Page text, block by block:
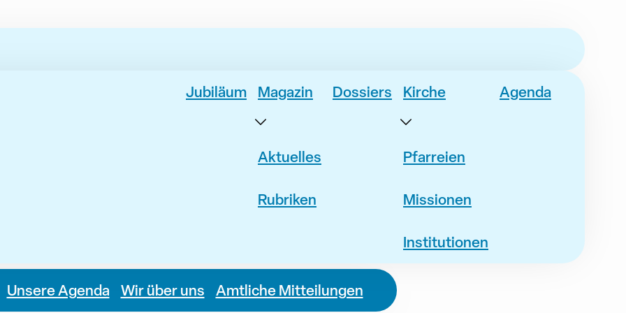
Jubiläum Magazin
Aktuelles
Rubriken
Dossiers Kirche
Pfarreien
Missionen
Institutionen
Agenda
Unsere Agenda Wir über uns Amtliche Mitteilungen